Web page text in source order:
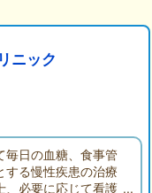
ニック
毎日の血糖、食事管
する慢性疾患の治療
、必要に応じて看護